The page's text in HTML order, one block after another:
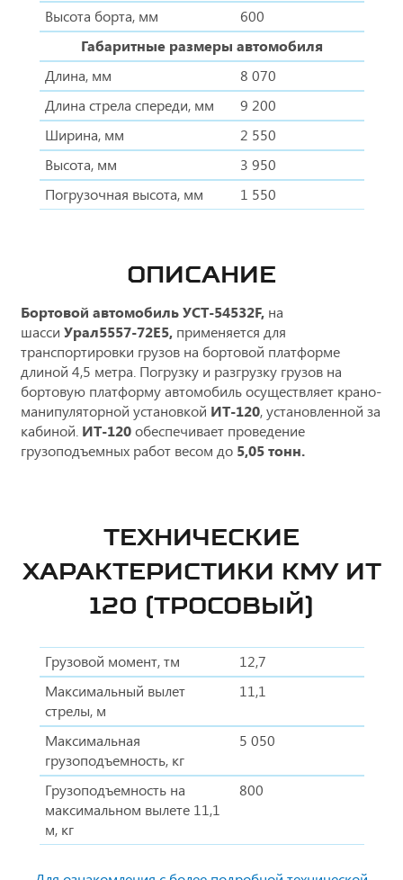
Высота борта, мм
600
Габаритные размеры автомобиля
Длина, мм
8 070
Длина стрела спереди, мм
9 200
Ширина, мм
2 550
Высота, мм
3 950
Погрузочная высота, мм
1 550
ОПИСАНИЕ
Бортовой автомобиль УСТ-54532F, на
шасси Урал5557-72Е5, применяется для
транспортировки грузов на бортовой платформе
длиной 4,5 метра. Погрузку и разгрузку грузов на
бортовую платформу автомобиль осуществляет крано-
манипуляторной установкой ИТ-120, установленной за
кабиной. ИТ-120обеспечивает проведение
грузоподъемных работ весом до 5,05 тонн.
ТЕХНИЧЕСКИЕ
ХАРАКТЕРИСТИКИ КМУ ИТ
120 (ТРОСОВЫЙ)
Грузовой момент, тм
12,7
Максимальный вылет
стрелы, м
11,1
Максимальная
грузоподъемность, кг
5 050
Грузоподъемность на
максимальном вылете 11,1
м, кг
800